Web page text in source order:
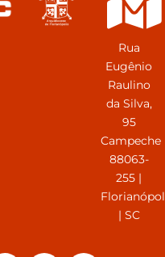
Rua
Eugênio
Raulino
da Silva,
95
Campeche
88063-
255 |
| SC